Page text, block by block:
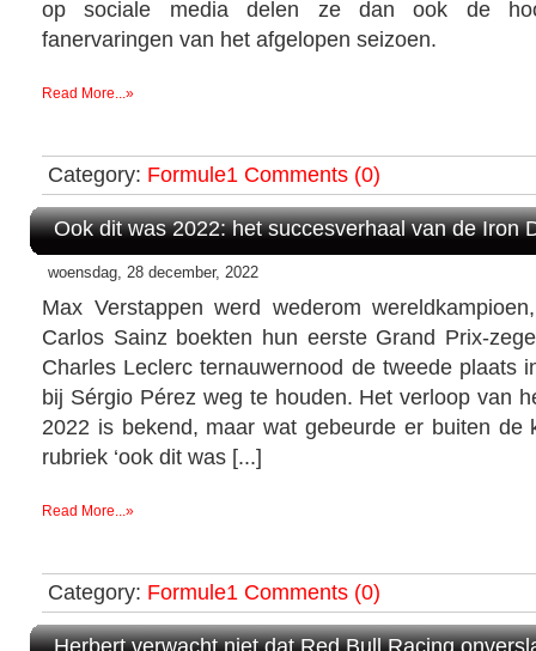
op sociale media delen ze dan ook de
fanervaringen van het afgelopen seizoen.
Read More...»
Category: Formule1 Comments (0)
Ook dit was 2022: het succesverhaal van de Iron
woensdag, 28 december, 2022
Max Verstappen werd wederom
Carlos Sainz boekten hun eerste Grand Prix-
Charles Leclerc ternauwernood de tweede plaats
bij Sérgio Pérez weg te houden. Het verloop van
2022 is bekend, maar wat gebeurde er buiten de
rubriek ‘ook dit was [...]
Read More...»
Category: Formule1 Comments (0)
Herbert verwacht niet dat Red Bull Racing